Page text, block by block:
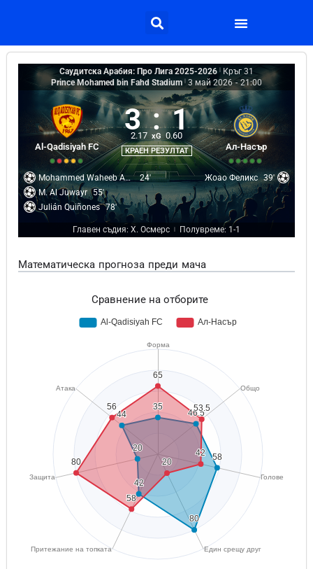
Саудитска Арабия: Про Лига 2025-2026
Кръг 31
Prince Mohamed bin Fahd Stadium 3 май 2026 - 21:00
Al-Qadisiyah FC
3 : 1
2.17 xG 0.60
КРАЕН РЕЗУЛТАТ Ал-Насър
Mohammed Waheeb Abu Al-Shamat
24'
M. Al Juwayr
55'
Julián Quiñones 78'
Жоао Феликс 39'
Главен съдия: Х. Осмерс Полувреме: 1-1
Математическа прогноза преди мача
Сравнение на отборите